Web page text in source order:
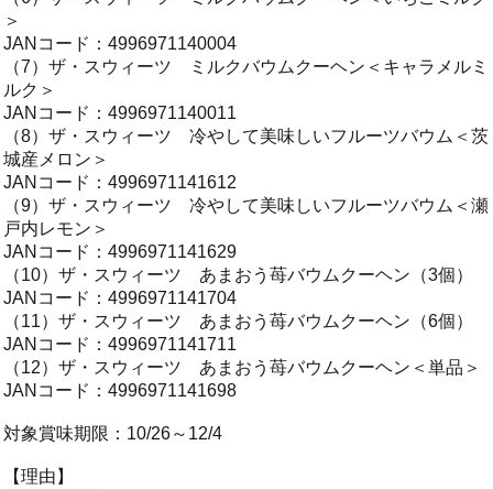
＞
JANコード：4996971140004
（7）ザ・スウィーツ ミルクバウムクーヘン＜キャラメルミ
ルク＞
JANコード：4996971140011
（8）ザ・スウィーツ 冷やして美味しいフルーツバウム＜茨
城産メロン＞
JANコード：4996971141612
（9）ザ・スウィーツ 冷やして美味しいフルーツバウム＜瀬
戸内レモン＞
JANコード：4996971141629
（10）ザ・スウィーツ あまおう苺バウムクーヘン（3個）
JANコード：4996971141704
（11）ザ・スウィーツ あまおう苺バウムクーヘン（6個）
JANコード：4996971141711
（12）ザ・スウィーツ あまおう苺バウムクーヘン＜単品＞
JANコード：4996971141698
対象賞味期限：10/26～12/4
【理由】